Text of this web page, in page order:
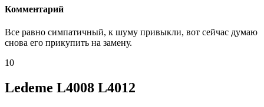
Комментарий
Все равно симпатичный, к шуму привыкли, вот сейчас думаю
снова его прикупить на замену.
10
Ledeme L4008 L4012